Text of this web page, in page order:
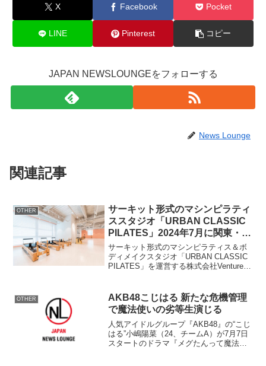
X Facebook Pocket
LINE Pinterest コピー
JAPAN NEWSLOUNGEをフォローする
News Lounge
関連記事
OTHER
サーキット形式のマシンピラティ
ススタジオ「URBAN CLASSIC
PILATES」2024年7月に関東・関
西エリアに一挙3店舗をオープ
ン！
サーキット形式のマシンピラティス＆ボ
ディメイクスタジオ「URBAN CLASSIC
PILATES」を運営する株式会社Venture
ら23日にかけ...
OTHER
AKB48こじはる 新たな危機管理
で魔法使いの劣等生演じる
人気アイドルグループ『AKB48』の“こじ
はる”小嶋陽菜（24、チームA）が7月7日
スタートのドラマ『メグたんって魔法つ